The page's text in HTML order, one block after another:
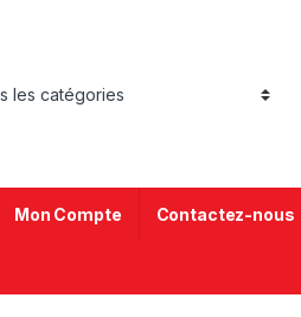
Mon Compte Contactez-nous